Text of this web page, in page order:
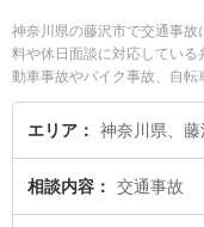
神奈川県の藤沢市で交通事
料や休日面談に対応している
動車事故やバイク事故、自
利です。特に弁護士法人心
藤沢法律事務所の佐伯 圭佑
に相談したい』『交通事故
たい』『初回相談無料で交
エリア 神奈川県、藤
相談内容 交通事故